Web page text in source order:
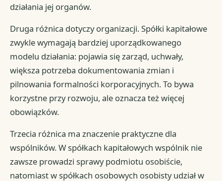
działania jej organów.
Druga różnica dotyczy organizacji. Spółki kapitałowe
zwykle wymagają bardziej uporządkowanego
modelu działania: pojawia się zarząd, uchwały,
większa potrzeba dokumentowania zmian i
pilnowania formalności korporacyjnych. To bywa
korzystne przy rozwoju, ale oznacza też więcej
obowiązków.
Trzecia różnica ma znaczenie praktyczne dla
wspólników. W spółkach kapitałowych wspólnik nie
zawsze prowadzi sprawy podmiotu osobiście,
natomiast w spółkach osobowych osobisty udział w